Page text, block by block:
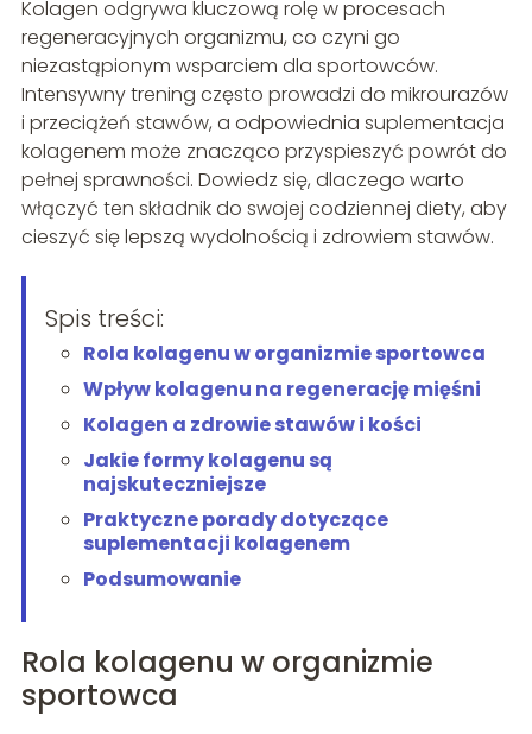
Kolagen odgrywa kluczową rolę w procesach
regeneracyjnych organizmu, co czyni go
niezastąpionym wsparciem dla sportowców.
Intensywny trening często prowadzi do mikrourazów
i przeciążeń stawów, a odpowiednia suplementacja
kolagenem może znacząco przyspieszyć powrót do
pełnej sprawności. Dowiedz się, dlaczego warto
włączyć ten składnik do swojej codziennej diety, aby
cieszyć się lepszą wydolnością i zdrowiem stawów.
Spis treści:
Rola kolagenu w organizmie sportowca
Wpływ kolagenu na regenerację mięśni
Kolagen a zdrowie stawów i kości
Jakie formy kolagenu są
najskuteczniejsze
Praktyczne porady dotyczące
suplementacji kolagenem
Podsumowanie
Rola kolagenu w organizmie
sportowca